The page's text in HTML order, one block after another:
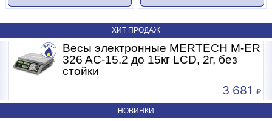
ХИТ ПРОДАЖ
Весы электронные MERTECH M-ER
326 AC-15.2 до 15кг LCD, 2г, без
стойки
3 681
НОВИНКИ